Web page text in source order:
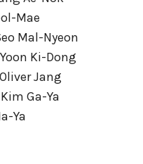
Mae
Mal-Nyeon
Ki-Dong
Jang
Ga-Ya
Ya